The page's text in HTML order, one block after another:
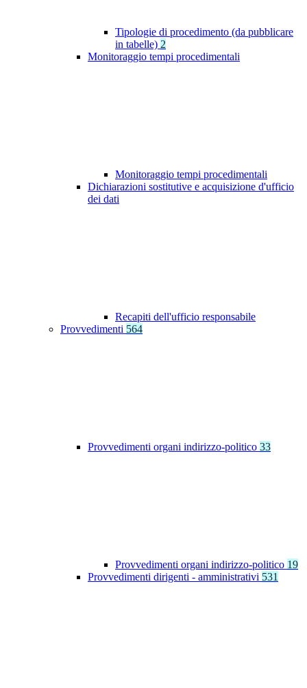
Tipologie di procedimento (da pubblicare
in tabelle) 2
Monitoraggio tempi procedimentali
Monitoraggio tempi procedimentali
Dichiarazioni sostitutive e acquisizione d'ufficio
dei dati
Recapiti dell'ufficio responsabile
Provvedimenti 564
Provvedimenti organi indirizzo-politico 33
Provvedimenti organi indirizzo-politico 19
Provvedimenti dirigenti - amministrativi 531